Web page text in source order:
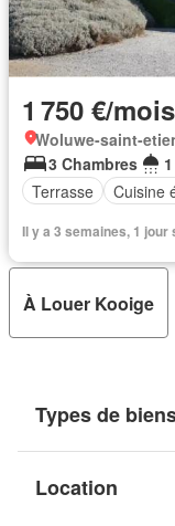
1 750 €/mois
Woluwe-saint-
3 Chambres
Terrasse
Cuisine
Il y a 3 semaines, 1
À Louer Kooige
Types de
Location